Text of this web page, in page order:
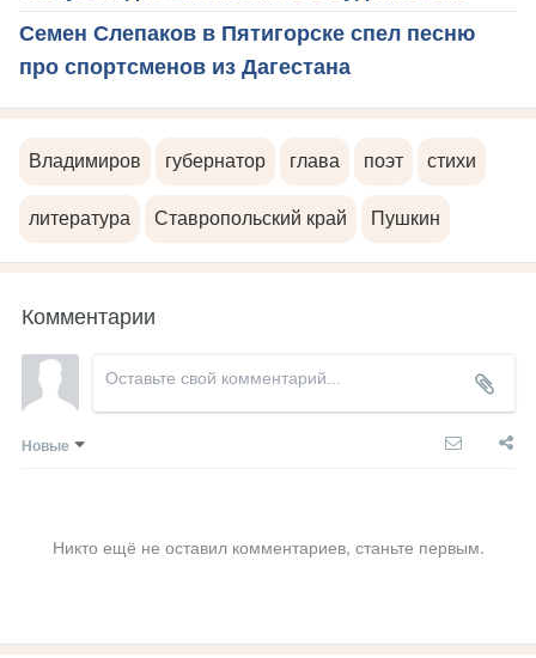
Семен Слепаков в Пятигорске спел песню
про спортсменов из Дагестана
Владимиров губернатор глава поэт стихи
литература Ставропольский край Пушкин
Комментарии
Новые
Никто ещё не оставил комментариев, станьте первым.